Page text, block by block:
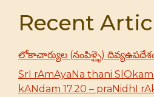
Recent
లోకాచార్యుల (నంపిళ్ళై)
SrI rAmAyaNa thani
kANdam 17.20 – praNidhI